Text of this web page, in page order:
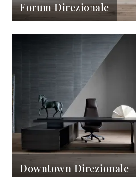
Forum Direzionale
Downtown Direzionale